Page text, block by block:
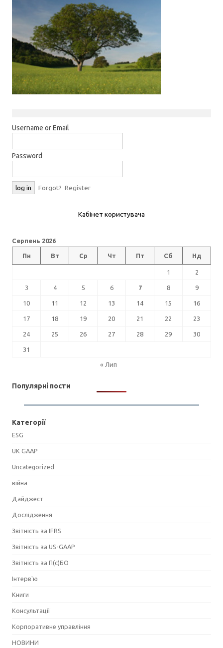
Username or Email
Password
Forgot? Register
Кабінет користувача
Серпень 2026
Пн Вт Ср Чт Пт Сб Нд
1 2
3 4 5 6 7 8 9
10 11 12 13 14 15 16
17 18 19 20 21 22 23
24 25 26 27 28 29 30
31
« Лип
Популярні пости
Категорії
ESG
UK GAAP
Uncategorized
війна
Дайджест
Дослідження
Звітність за IFRS
Звітність за US-GAAP
Звітність за П(с)БО
Інтерв'ю
Книги
Консультації
Корпоративне управління
НОВИНИ